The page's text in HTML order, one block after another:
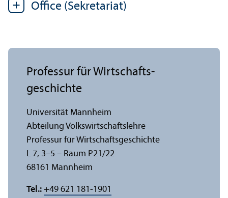
Office (Sekretariat)
Professur für Wirtschafts­
geschichte
Universität Mannheim
Abteilung Volkswirtschafts­lehre
Professur für Wirtschafts­geschichte
L 7, 3–5 – Raum P21/22
68161 Mannheim
Tel.: +49 621 181-1901